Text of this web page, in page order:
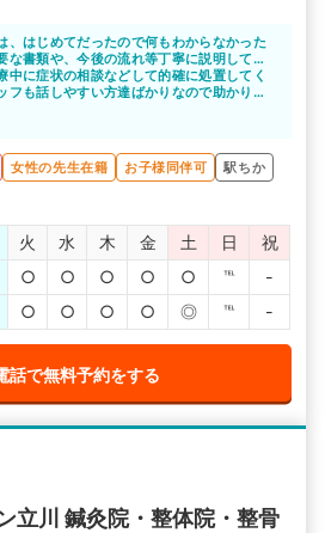
、はじめてだったので何もわからなかった
な書類や、今後の流れ等丁寧に説明してく
も丁寧で大変良かったです。
中に症状の相談などして的確に処置してく
フも話しやすい方達ばかりなので助かりま
女性の先生在籍 お子様同伴可
駅ちか
火 水 木 金 土 日
祝
○ ○ ○ ○ ○ ℡
-
○ ○ ○ ○ ◎ ℡ -
話で無料予約をする
立川 鍼灸院・整体院・整骨